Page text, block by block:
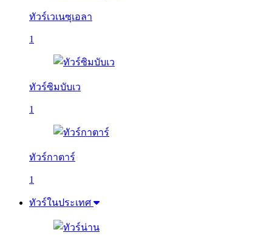
ทัวร์เวเนซุเอลา
1
ทัวร์ซิมบับเว
1
ทัวร์กาตาร์
1
ทัวร์ในประเทศ